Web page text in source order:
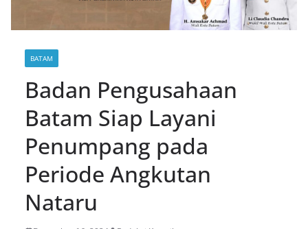
BATAM
Badan Pengusahaan
Batam Siap Layani
Penumpang pada
Periode Angkutan
Nataru